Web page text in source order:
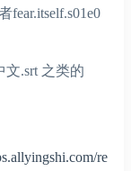
fear.itself.s01e0
文.srt 之类的
re